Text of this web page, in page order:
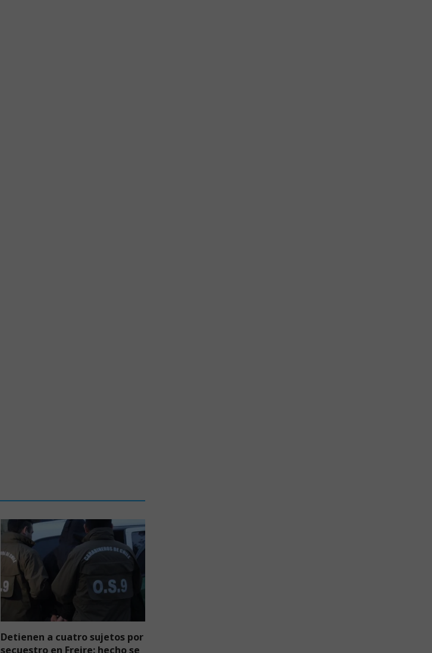
Detienen a cuatro sujetos por
secuestro en Freire: hecho se